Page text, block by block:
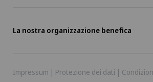
La nostra organizzazione benefica
Impressum | Protezione dei dati |